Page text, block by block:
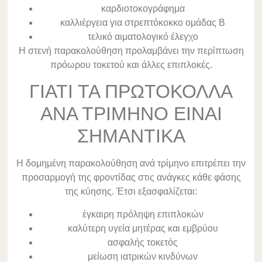
καρδιοτοκογράφημα
καλλιέργεια για στρεπτόκοκκο ομάδας Β
τελικό αιματολογικό έλεγχο
Η στενή παρακολούθηση προλαμβάνει την περίπτωση
πρόωρου τοκετού και άλλες επιπλοκές.
ΓΙΑΤΙ ΤΑ ΠΡΩΤΟΚΟΛΛΑ
ΑΝΑ ΤΡΙΜΗΝΟ ΕΙΝΑΙ
ΣΗΜΑΝΤΙΚΑ
Η δομημένη παρακολούθηση ανά τρίμηνο επιτρέπει την
προσαρμογή της φροντίδας στις ανάγκες κάθε φάσης
της κύησης. Έτσι εξασφαλίζεται:
έγκαιρη πρόληψη επιπλοκών
καλύτερη υγεία μητέρας και εμβρύου
ασφαλής τοκετός
μείωση ιατρικών κινδύνων